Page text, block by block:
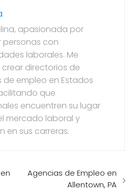
apasionada por
con
laborales. Me
directorios de
de empleo en Estados
que
encuentren su lugar
mercado laboral y
en sus carreras.
Agencias de Empleo en
Allentown, PA